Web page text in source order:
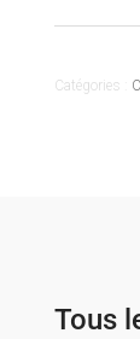
Catégories :
Tous